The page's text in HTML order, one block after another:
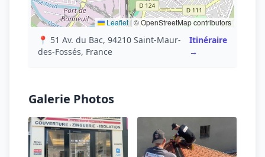
Leaflet | © OpenStreetMap contributors
📍 51 Av. du Bac, 94210 Saint-Maur-
des-Fossés, France
Itinéraire
→
Galerie Photos